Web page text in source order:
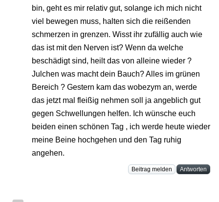
bin, geht es mir relativ gut, solange ich mich nicht
viel bewegen muss, halten sich die reißenden
schmerzen in grenzen. Wisst ihr zufällig auch wie
das ist mit den Nerven ist? Wenn da welche
beschädigt sind, heilt das von alleine wieder ?
Julchen was macht dein Bauch? Alles im grünen
Bereich ? Gestern kam das wobezym an, werde
das jetzt mal fleißig nehmen soll ja angeblich gut
gegen Schwellungen helfen. Ich wünsche euch
beiden einen schönen Tag , ich werde heute wieder
meine Beine hochgehen und den Tag ruhig
angehen.
Beitrag melden Antworten